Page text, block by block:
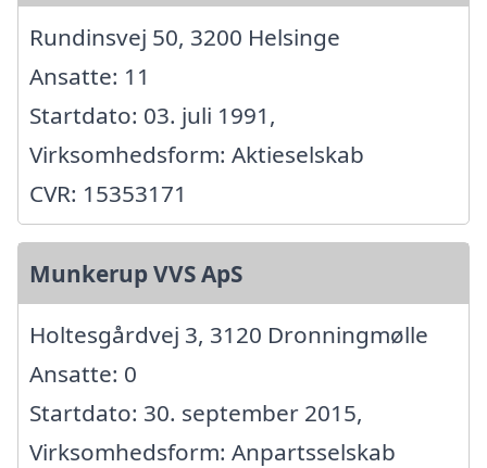
Rundinsvej 50, 3200 Helsinge
Ansatte: 11
Startdato: 03. juli 1991,
Virksomhedsform: Aktieselskab
CVR: 15353171
Munkerup VVS ApS
Holtesgårdvej 3, 3120 Dronningmølle
Ansatte: 0
Startdato: 30. september 2015,
Virksomhedsform: Anpartsselskab